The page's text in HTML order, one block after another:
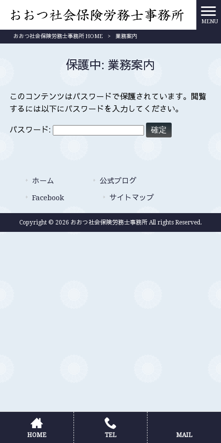
MENU
おおつ社会保険労務士事務所 HOME > 業務案内
保護中: 業務案内
このコンテンツはパスワードで保護されています。閲覧
するには以下にパスワードを入力してください。
パスワード:
ホーム
公式ブログ
Facebook
サイトマップ
Copyright © 2026 おおつ社会保険労務士事務所 All rights Reserved.
HOME TEL MAIL